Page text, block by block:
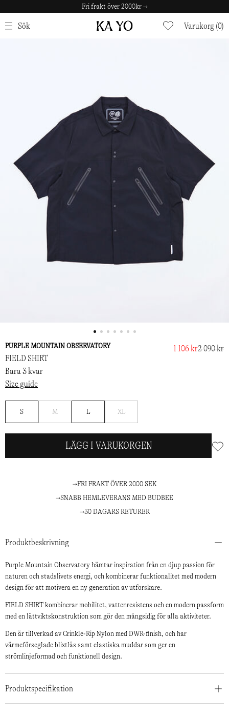
Fri frakt över 2000kr →
Sök Varukorg (0)
STÄNG
Produktbeskrivning
Purple Mountain Observatory hämtar inspiration från en djup passion för
naturen och stadslivets energi, och kombinerar funktionalitet med modern
design för att motivera en ny generation av utforskare.
FIELD SHIRT kombinerar mobilitet, vattenresistens och en modern passform
med en lättviktskonstruktion som gör den mångsidig för alla aktiviteter.
Den är tillverkad av Crinkle-Rip Nylon med DWR-finish, och har
värmeförseglade blixtlås samt elastiska muddar som ger en
strömlinjeformad och funktionell design.
Produktspecifikation
PURPLE MOUNTAIN OBSERVATORY
FIELD SHIRT
1 106 kr2 090 kr
Bara 3 kvar
Size guide
S M L XL
LÄGG I VARUKORGEN
FRI FRAKT ÖVER 2000 SEK
SNABB HEMLEVERANS MED BUDBEE
30 DAGARS RETURER